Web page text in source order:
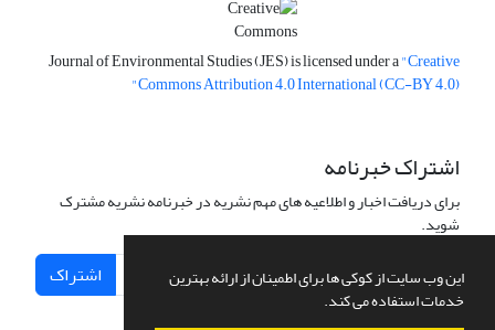
این وب سایت از کوکی ها برای اطمینان از ارائه بهترین
خدمات استفاده می کند.
Journal of Environmental Studies (JES) is licensed under a"Creative
Commons Attribution 4.0 International (CC-BY 4.0)"
اشتراک خبرنامه
برای دریافت اخبار و اطلاعیه های مهم نشریه در خبرنامه نشریه مشترک
شوید.
اشتراک